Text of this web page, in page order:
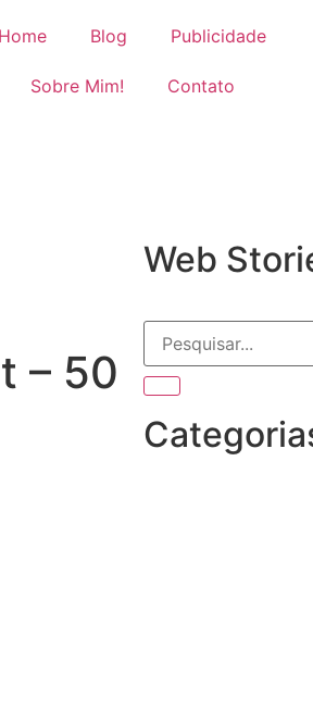
Home Blog Publicidade
Sobre Mim! Contato
– 50
Web